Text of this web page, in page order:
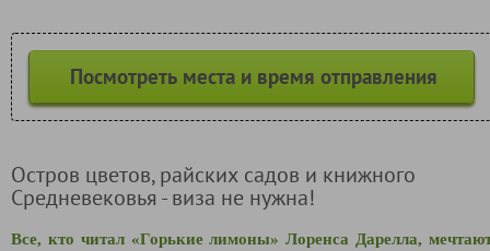
Посмотреть места и время отправления
Остров цветов, райских садов и книжного
Средневековья - виза не нужна!
Все, кто читал «Горькие лимоны» Лоренса Дарелла,